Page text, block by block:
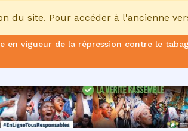
du site. Pour accéder à l'ancienne
en vigueur de la répression contre le
le DG, plus de 51 milliards FCFA
du contrat d'Emerse Faé à la tête
de l’équipe de France